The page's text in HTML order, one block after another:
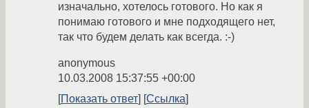
изначально, хотелось готового. Но как я
понимаю готового и мне подходящего нет,
так что будем делать как всегда. :-)
anonymous
10.03.2008 15:37:55 +00:00
Показать ответ
Ссылка